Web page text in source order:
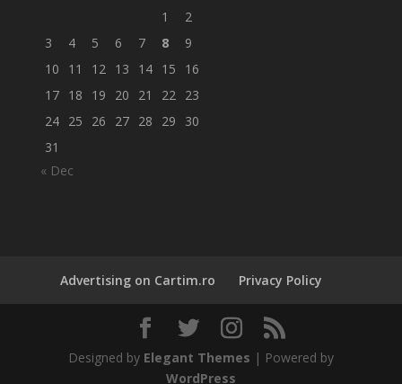
1
2
3
4 5 6 7 8
9
10
11 12 13 14 15
16
17 18 19 20 21 22
23
24 25 26 27 28 29
30
31
« Dec
Advertising on Cartim.ro Privacy Policy
Designed by Elegant Themes | Powered by
WordPress